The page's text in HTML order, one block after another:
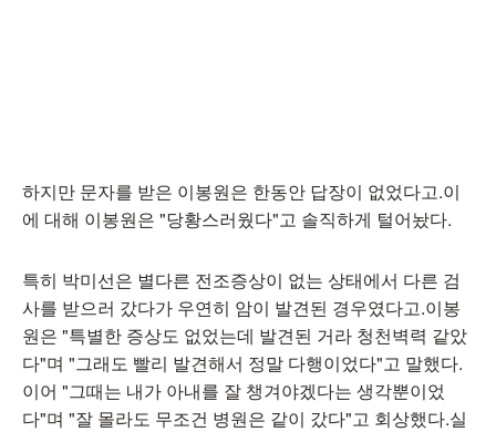
하지만 문자를 받은 이봉원은 한동안 답장이 없었다고.이
에 대해 이봉원은 "당황스러웠다"고 솔직하게 털어놨다.
특히 박미선은 별다른 전조증상이 없는 상태에서 다른 검
사를 받으러 갔다가 우연히 암이 발견된 경우였다고.이봉
원은 "특별한 증상도 없었는데 발견된 거라 청천벽력 같았
다"며 "그래도 빨리 발견해서 정말 다행이었다"고 말했다.
이어 "그때는 내가 아내를 잘 챙겨야겠다는 생각뿐이었
다"며 "잘 몰라도 무조건 병원은 같이 갔다"고 회상했다.실